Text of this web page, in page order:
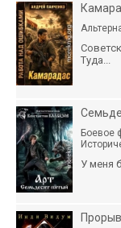
Туда...
Боевое
У меня
Прорыв